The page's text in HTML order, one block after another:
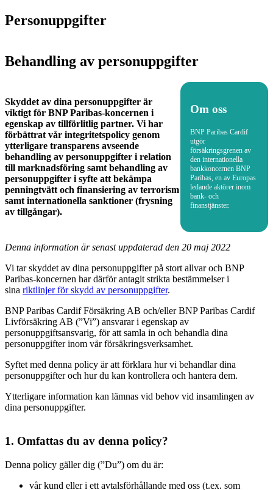
Personuppgifter
Behandling av personuppgifter
Skyddet av dina personuppgifter är
viktigt för BNP Paribas-koncernen i
egenskap av tillförlitlig partner. Vi har
förbättrat vår integritetspolicy genom
ytterligare transparens avseende
behandling av personuppgifter i relation
till marknadsföring samt behandling av
personuppgifter i syfte att bekämpa
penningtvätt och finansiering av terrorism
samt internationella sanktioner (frysning
av tillgångar).
Om oss
BNP Paribas Cardif
utgör
försäkringsgrenen av
den internationella
bankkoncernen BNP
Paribas, en av Europas
ledande aktörer inom
bank- och
finanstjänster.
Denna information är senast uppdaterad den 20 maj 2022
Vi tar skyddet av dina personuppgifter på stort allvar och BNP
Paribas-koncernen har därför antagit strikta bestämmelser i
sina riktlinjer för skydd av personuppgifter.
BNP Paribas Cardif Försäkring AB och/eller BNP Paribas Cardif
Livförsäkring AB (”Vi”) ansvarar i egenskap av
personuppgiftsansvarig, för att samla in och behandla dina
personuppgifter inom vår försäkringsverksamhet.
Syftet med denna policy är att förklara hur vi behandlar dina
personuppgifter och hur du kan kontrollera och hantera dem.
Ytterligare information kan lämnas vid behov vid insamlingen av
dina personuppgifter.
1. Omfattas du av denna policy?
Denna policy gäller dig (”Du”) om du är:
vår kund eller i ett avtalsförhållande med oss (t.ex. som